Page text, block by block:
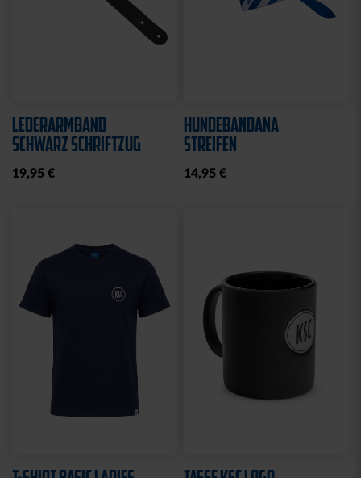
LEDERARMBAND
SCHWARZ SCHRIFTZUG
19,95 €
HUNDEBANDANA
STREIFEN
14,95 €